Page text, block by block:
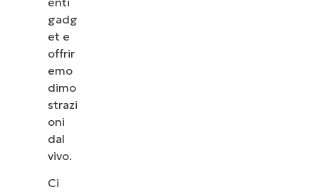
gadg
et e
offrir
emo
dimo
strazi
oni
dal
vivo.
Ci